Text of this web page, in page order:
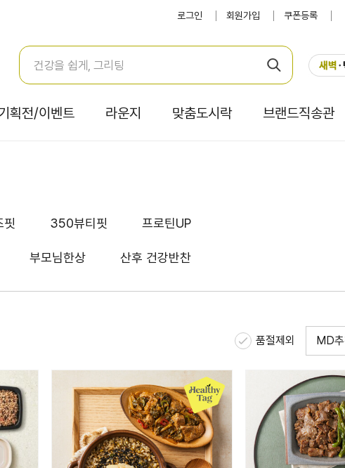
로그인 회원가입 쿠폰등록
획전/이벤트 라운지 맞춤도시락 브랜드직송관
핏 350뷰티핏 프로틴UP
부모님한상 산후 건강반찬
품절제외